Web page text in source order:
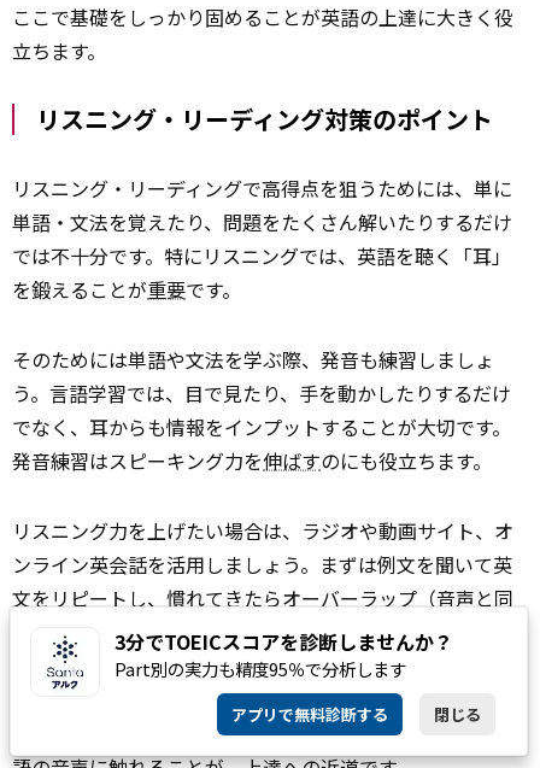
ここで基礎をしっかり固めることが英語の上達に大きく役
立ちます。
リスニング・リーディング対策のポイント
リスニング・リーディングで高得点を狙うためには、単に
単語・文法を覚えたり、問題をたくさん解いたりするだけ
では不十分です。特にリスニングでは、英語を聴く「耳」
を鍛えることが重要です。
そのためには単語や文法を学ぶ際、発音も練習しましょ
う。言語学習では、目で見たり、手を動かしたりするだけ
でなく、耳からも情報をインプットすることが大切です。
発音練習はスピーキング力を伸ばすのにも役立ちます。
リスニング力を上げたい場合は、ラジオや動画サイト、オ
ンライン英会話を活用しましょう。まずは例文を聞いて英
文をリピートし、慣れてきたらオーバーラップ（音声と同
時に英語を読む練習）やシャドーイング（音声を聞きなが
ら、少し遅れて英文を読む練習）を取り入れ、英語を聴き
ながら内容を理解する練習を重ねます。リスニングはリー
ディングよりも強化に時間がかかるため、なるべく毎日英
3分でTOEICスコアを診断しませんか？
Part別の実力も精度95％で分析します
アプリで無料診断する 閉じる